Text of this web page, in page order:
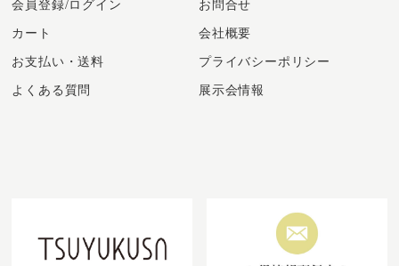
会員登録/ログイン
カート
お支払い・送料
よくある質問
お問合せ
会社概要
プライバシーポリシー
展示会情報